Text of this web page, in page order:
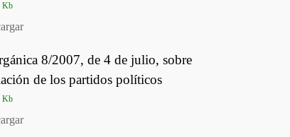
Kb
8/2007, de 4 de julio, sobre
de los partidos políticos
Kb